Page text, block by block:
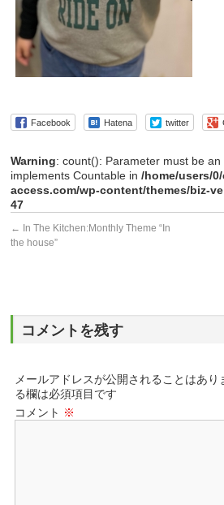
Facebook Hatena twitter
Warning: count(): Parameter must be
implements Countable in/home/users/
access.com/wp-content/themes/biz-
47
←
In The Kitchen:Monthly Theme “In
the house”
コメントを残す
メールアドレスが公開されることはあり
る欄は必須項目です
コメント ※